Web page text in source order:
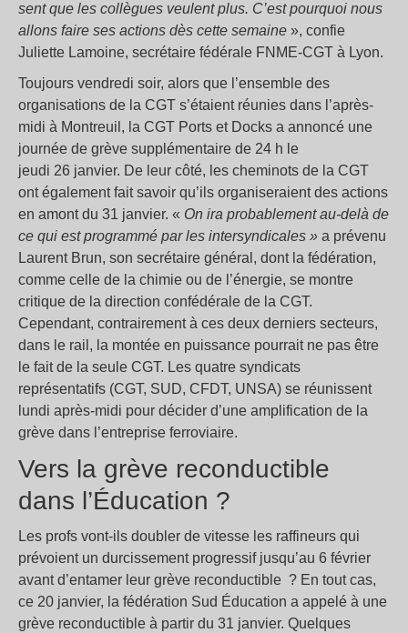
sent que les collègues veulent plus. C’est pourquoi nous
allons faire ses actions dès cette semaine », confie
Juliette Lamoine, secrétaire fédérale FNME-CGT à Lyon.
Toujours vendredi soir, alors que l’ensemble des
organisations de la CGT s’étaient réunies dans l’après-
midi à Montreuil, la CGT Ports et Docks a annoncé une
journée de grève supplémentaire de 24 h le
jeudi 26 janvier. De leur côté, les cheminots de la CGT
ont également fait savoir qu’ils organiseraient des actions
en amont du 31 janvier. « On ira probablement au-delà de
ce qui est programmé par les intersyndicales » a prévenu
Laurent Brun, son secrétaire général, dont la fédération,
comme celle de la chimie ou de l’énergie, se montre
critique de la direction confédérale de la CGT.
Cependant, contrairement à ces deux derniers secteurs,
dans le rail, la montée en puissance pourrait ne pas être
le fait de la seule CGT. Les quatre syndicats
représentatifs (CGT, SUD, CFDT, UNSA) se réunissent
lundi après-midi pour décider d’une amplification de la
grève dans l’entreprise ferroviaire.
Vers la grève reconductible
dans l’Éducation ?
Les profs vont-ils doubler de vitesse les raffineurs qui
prévoient un durcissement progressif jusqu’au 6 février
avant d’entamer leur grève reconductible ? En tout cas,
ce 20 janvier, la fédération Sud Éducation a appelé à une
grève reconductible à partir du 31 janvier. Quelques